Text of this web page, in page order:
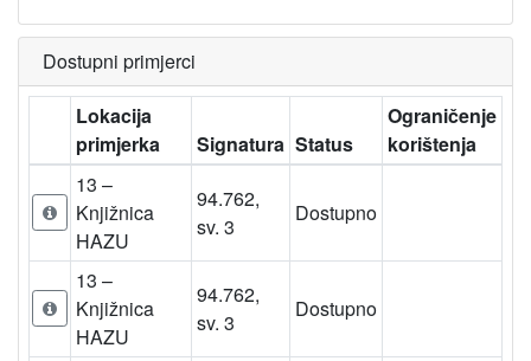
Dostupni primjerci
Lokacija
primjerka
Signatura Status
Ograničenje
korištenja
13 –
Knjižnica
HAZU
94.762,
sv. 3
Dostupno
13 –
Knjižnica
HAZU
94.762,
sv. 3
Dostupno